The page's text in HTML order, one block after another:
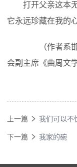
打开父亲这本无
它永远珍藏在我的
（作者系邯郸
会副主席《曲周文
上一篇  我们可以不
下一篇  我家的碗